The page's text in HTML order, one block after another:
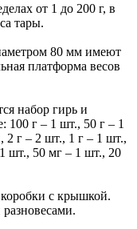
от 1 до 200 г, в
тары.
80 мм имеют
платформа весов
набор гирь и
100 г – 1 шт., 50 г – 1
2 г – 2 шт., 1 г – 1 шт.,
шт., 50 мг – 1 шт., 20
с крышкой.